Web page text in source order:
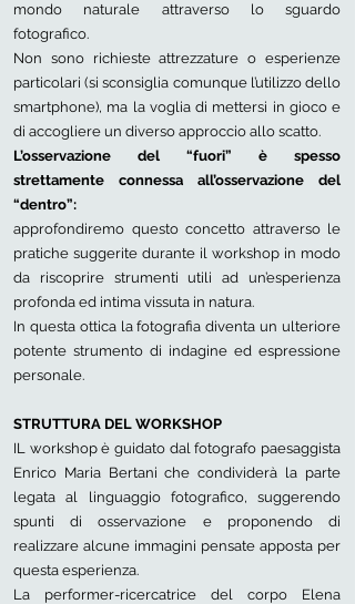
mondo naturale attraverso lo sguardo
fotografico.
Non sono richieste attrezzature o esperienze
particolari (si sconsiglia comunque l’utilizzo dello
smartphone), ma la voglia di mettersi in gioco e
di accogliere un diverso approccio allo scatto.
L’osservazione del “fuori” è spesso
strettamente connessa all’osservazione del
“dentro”:
approfondiremo questo concetto attraverso le
pratiche suggerite durante il workshop in modo
da riscoprire strumenti utili ad un’esperienza
profonda ed intima vissuta in natura.
In questa ottica la fotografia diventa un ulteriore
potente strumento di indagine ed espressione
personale.
STRUTTURA DEL WORKSHOP
IL workshop è guidato dal fotografo paesaggista
Enrico Maria Bertani che condividerà la parte
legata al linguaggio fotografico, suggerendo
spunti di osservazione e proponendo di
realizzare alcune immagini pensate apposta per
questa esperienza.
La performer-ricercatrice del corpo Elena